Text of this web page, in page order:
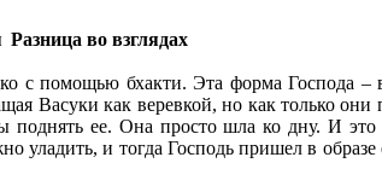
Разница во взглядах
с помощью бхакти. Эта форма Господа
Васуки как веревкой, но как только они
поднять ее. Она просто шла ко дну. И
уладить, и тогда Господь пришел в